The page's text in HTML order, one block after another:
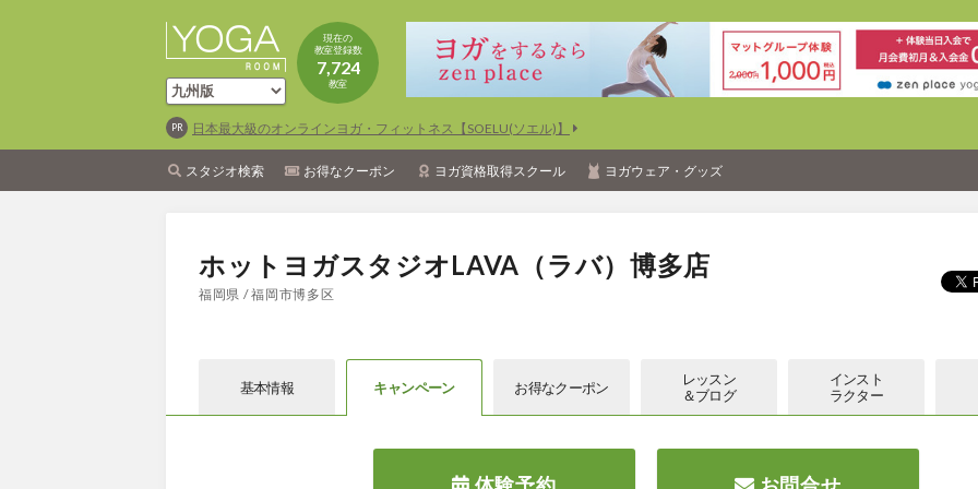
現在の
教室登録数
7,724
教室
日本最大級のオンラインヨガ・フィットネス【SOELU(ソエル)】
スタジオ検索 お得なクーポン ヨガ資格取得スクール ヨガウェア・グッズ
ホットヨガスタジオLAVA（ラバ）博多店
福岡県 / 福岡市博多区
基本情報 キャンペーン お得なクーポン
レッスン
＆ブログ
インスト
ラクター